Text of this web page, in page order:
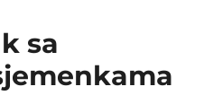
sa